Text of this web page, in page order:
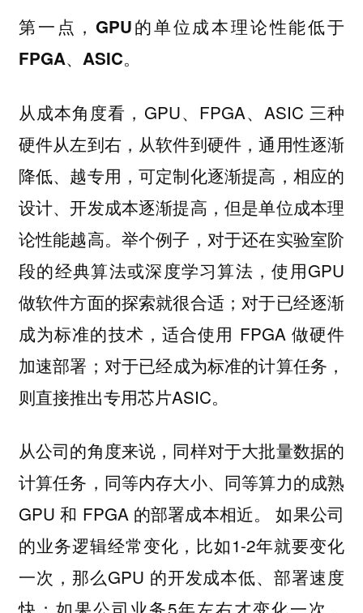
第一点，GPU的单位成本理论性能低于
FPGA、ASIC。
从成本角度看，GPU、FPGA、ASIC 三种
硬件从左到右，从软件到硬件，通用性逐渐
降低、越专用，可定制化逐渐提高，相应的
设计、开发成本逐渐提高，但是单位成本理
论性能越高。举个例子，对于还在实验室阶
段的经典算法或深度学习算法，使用GPU
做软件方面的探索就很合适；对于已经逐渐
成为标准的技术，适合使用 FPGA 做硬件
加速部署；对于已经成为标准的计算任务，
则直接推出专用芯片ASIC。
从公司的角度来说，同样对于大批量数据的
计算任务，同等内存大小、同等算力的成熟
GPU 和 FPGA 的部署成本相近。 如果公司
的业务逻辑经常变化，比如1-2年就要变化
一次，那么GPU 的开发成本低、部署速度